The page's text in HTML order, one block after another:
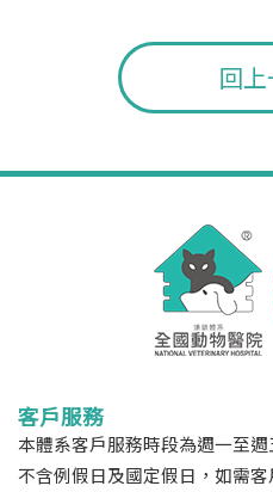
回
客戶服務
本體系客戶服務時段為週一至週
不含例假日及國定假日，如需